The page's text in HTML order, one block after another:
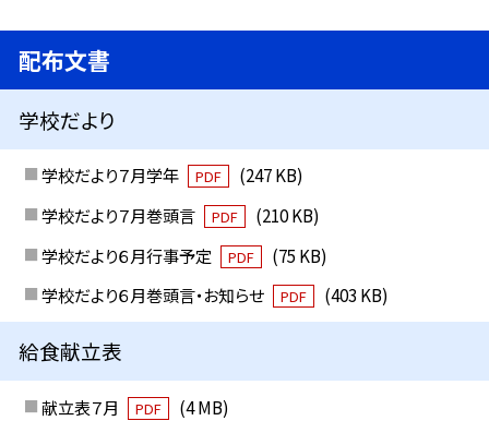
配布文書
学校だより
学校だより７月学年 PDF
(247 KB)
学校だより７月巻頭言
PDF
(210 KB)
学校だより６月行事予定
PDF
(75 KB)
学校だより６月巻頭言・お知らせ
PDF (403 KB)
給食献立表
献立表７月 PDF (4 MB)